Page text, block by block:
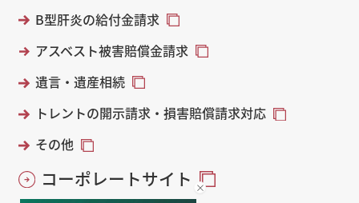
B型肝炎の給付金請求
アスベスト被害賠償金請求
遺言・遺産相続
トレントの開示請求・損害賠償請求対応
その他
コーポレートサイト